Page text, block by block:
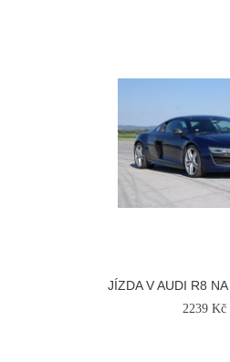
JÍZDA V AUDI R8
2239 Kč